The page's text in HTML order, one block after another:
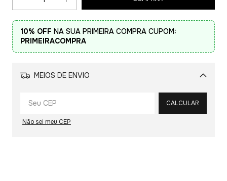
10% OFF NA SUA PRIMEIRA COMPRA CUPOM:
PRIMEIRACOMPRA
MEIOS DE ENVIO
Alterar CEP
CALCULAR
Não sei meu CEP